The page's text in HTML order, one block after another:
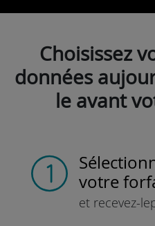
Choisissez
données
le avant
votre
et recevez-le